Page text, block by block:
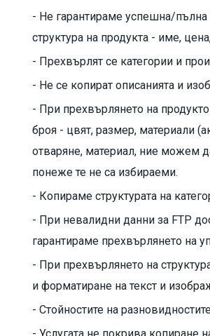
- Не гарантираме успешна/пълна
структура на продукта - име,
- Прехвърлят се категории и
- Не се копират описанията и
- При прехвърлянето на
броя - цвят, размер, материали
отваряне, материал, ние можем
понеже те не са избираеми.
- Копираме структурата на
- При невалидни данни за FTP
гарантираме прехвърлянето на
- При прехвърлянето на
и форматиране на текст и
- Стойностите на
- Услугата не покрива копиране